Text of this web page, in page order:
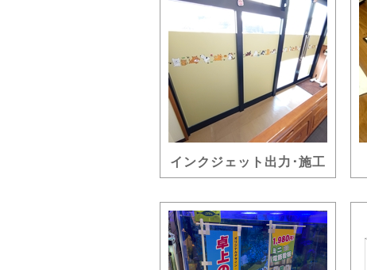
インクジェット出力･施工